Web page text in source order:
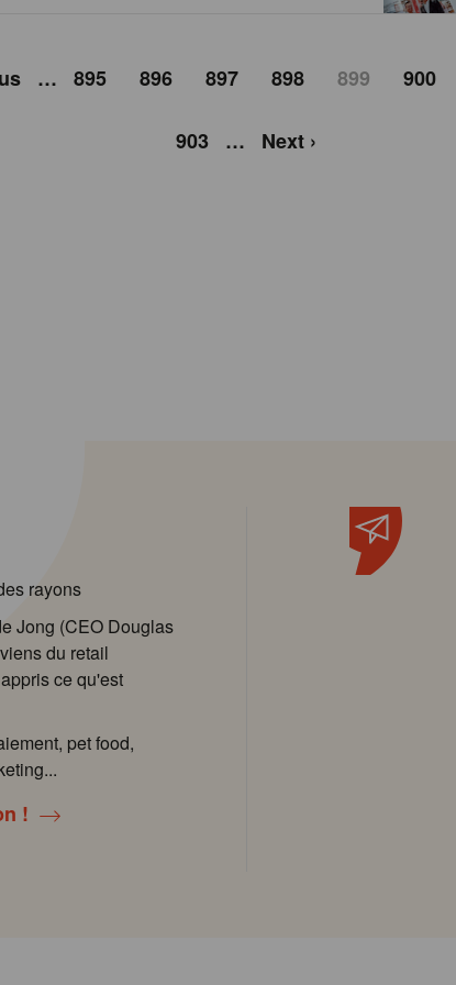
… 895 896 897 898 899 900
903 … Next ›
rayons
Jong (CEO Douglas
du retail
ce qu'est
pet food,
!